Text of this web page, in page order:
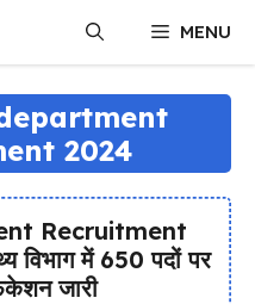
MENU
2024
Recruitment
विभाग में 650 पदों पर
जारी